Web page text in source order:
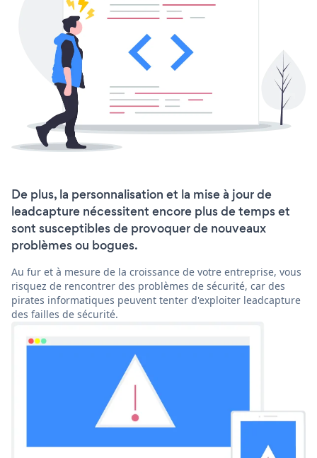
De plus, la personnalisation et la mise à jour de
leadcapture nécessitent encore plus de temps et
sont susceptibles de provoquer de nouveaux
problèmes ou bogues.
Au fur et à mesure de la croissance de votre entreprise, vous
risquez de rencontrer des problèmes de sécurité, car des
pirates informatiques peuvent tenter d'exploiter leadcapture
des failles de sécurité.